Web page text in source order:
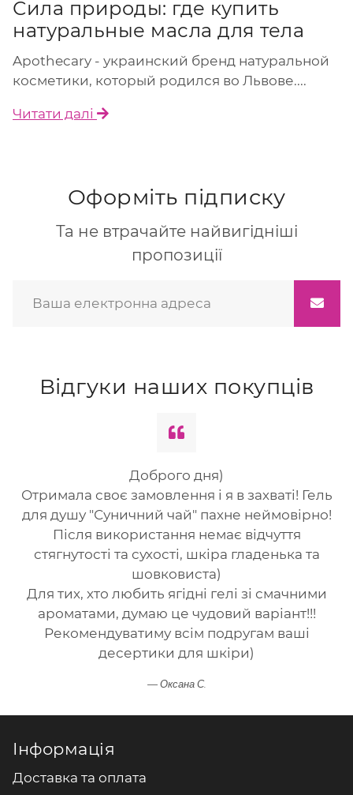
Сила природы: где купить
натуральные масла для тела
Apothecary - украинский бренд натуральной
косметики, который родился во Львове....
Читати далі
Оформіть підписку
Та не втрачайте найвигідніші
пропозиції
Відгуки наших покупців
Доброго дня)
Отримала своє замовлення і я в захваті! Гель
для душу "Суничний чай" пахне неймовірно!
Після використання немає відчуття
стягнутості та сухості, шкіра гладенька та
шовковиста)
Для тих, хто любить ягідні гелі зі смачними
ароматами, думаю це чудовий варіант!!!
Рекомендуватиму всім подругам ваші
десертики для шкіри)
Оксана С.
Інформація
Доставка та оплата